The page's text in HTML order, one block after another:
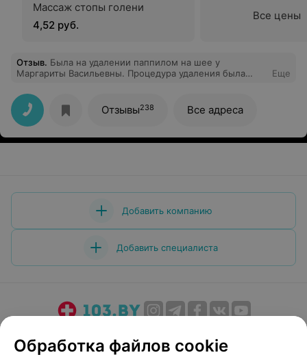
Массаж стопы голени
4,52 руб.
Все цены
Отзыв. Была на удалении паппилом на шее у
Маргариты Васильевны. Процедура удаления была
Врач сделала свою работу профессионально,
отвлекала разговорами, когда было чуть больно и я не
чувствовала дискомфорта. Жалею, что не удалила
раньше. Огромное спасибо за ваш труд.
Еще
Отзывы238 Все адреса
Добавить компанию
Добавить специалиста
Медицинский маркетинг
Публичный договор
Обработка файлов cookie